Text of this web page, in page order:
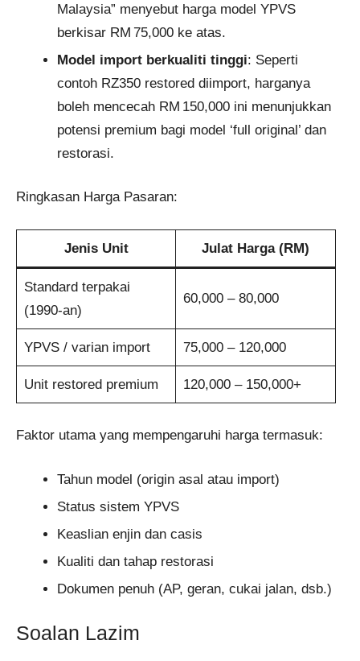
Malaysia” menyebut harga model YPVS
berkisar RM 75,000 ke atas.
Model import berkualiti tinggi: Seperti
contoh RZ350 restored diimport, harganya
boleh mencecah RM 150,000 ini menunjukkan
potensi premium bagi model ‘full original’ dan
restorasi.
Ringkasan Harga Pasaran:
Jenis Unit Julat Harga (RM)
Standard terpakai
(1990-an)
60,000 – 80,000
YPVS / varian import 75,000 – 120,000
Unit restored premium 120,000 – 150,000+
Faktor utama yang mempengaruhi harga termasuk:
Tahun model (origin asal atau import)
Status sistem YPVS
Keaslian enjin dan casis
Kualiti dan tahap restorasi
Dokumen penuh (AP, geran, cukai jalan, dsb.)
Soalan Lazim